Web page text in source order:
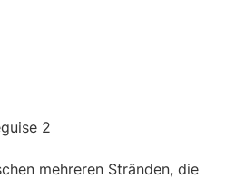
mehreren Stränden, die